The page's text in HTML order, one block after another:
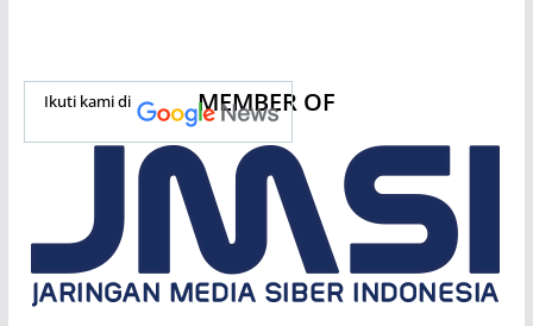
Ikuti kami di MEMBER OF